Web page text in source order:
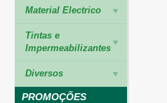
Material Electrico
Tintas e
Impermeabilizantes
Diversos
PROMOÇÕES